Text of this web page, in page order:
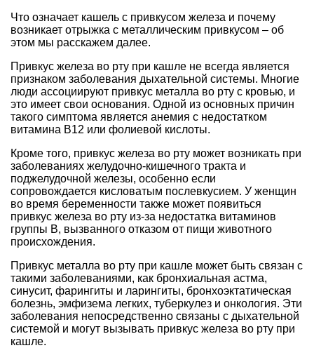
Что означает кашель с привкусом железа и почему
возникает отрыжка с металлическим привкусом – об
этом мы расскажем далее.
Привкус железа во рту при кашле не всегда является
признаком заболевания дыхательной системы. Многие
люди ассоциируют привкус металла во рту с кровью, и
это имеет свои основания. Одной из основных причин
такого симптома является анемия с недостатком
витамина В12 или фолиевой кислоты.
Кроме того, привкус железа во рту может возникать при
заболеваниях желудочно-кишечного тракта и
поджелудочной железы, особенно если
сопровождается кисловатым послевкусием. У женщин
во время беременности также может появиться
привкус железа во рту из-за недостатка витаминов
группы В, вызванного отказом от пищи животного
происхождения.
Привкус металла во рту при кашле может быть связан с
такими заболеваниями, как бронхиальная астма,
синусит, фарингиты и ларингиты, бронхоэктатическая
болезнь, эмфизема легких, туберкулез и онкология. Эти
заболевания непосредственно связаны с дыхательной
системой и могут вызывать привкус железа во рту при
кашле.